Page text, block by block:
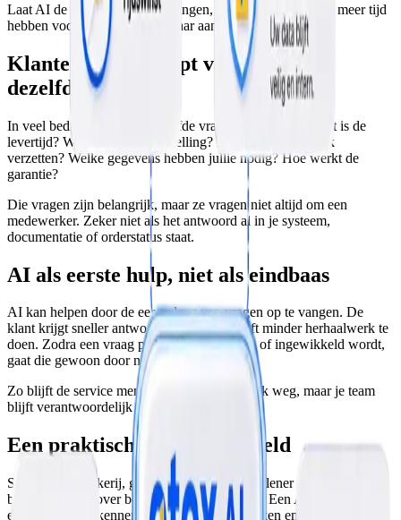
Laat AI de herhaalvragen opvangen, zodat je mensen juist meer tijd
hebben voor de gesprekken waar aandacht nodig is.
Klantenservice loopt vaak vol met
dezelfde vragen
In veel bedrijven komen dezelfde vragen steeds terug. Wat is de
levertijd? Waar staat mijn bestelling? Kan ik mijn afspraak
verzetten? Welke gegevens hebben jullie nodig? Hoe werkt de
garantie?
Die vragen zijn belangrijk, maar ze vragen niet altijd om een
medewerker. Zeker niet als het antwoord al in je systeem,
documentatie of orderstatus staat.
AI als eerste hulp, niet als eindbaas
AI kan helpen door de eerste laag van vragen op te vangen. De
klant krijgt sneller antwoord en je team hoeft minder herhaalwerk te
doen. Zodra een vraag persoonlijk, gevoelig of ingewikkeld wordt,
gaat die gewoon door naar een medewerker.
Zo blijft de service menselijk. AI haalt de druk weg, maar je team
blijft verantwoordelijk voor de kwaliteit.
Een praktisch MKB-voorbeeld
Stel dat een bakkerij, groothandel of dienstverlener elke dag
berichten krijgt over bestellingen en planning. Een AI-assistent kan
eerst vragen herkennen, de orderstatus opzoeken en